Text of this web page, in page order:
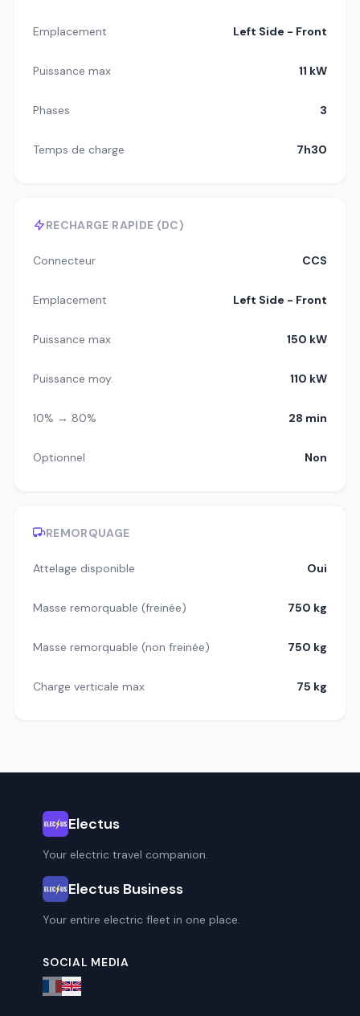
Emplacement Left Side - Front
Puissance max 11 kW
Phases 3
Temps de charge 7h30
RECHARGE RAPIDE (DC)
Connecteur CCS
Emplacement Left Side - Front
Puissance max 150 kW
Puissance moy. 110 kW
10% → 80% 28 min
Optionnel Non
REMORQUAGE
Attelage disponible Oui
Masse remorquable (freinée) 750 kg
Masse remorquable (non freinée) 750 kg
Charge verticale max 75 kg
Electus
Your electric travel companion.
Electus Business
Your entire electric fleet in one place.
SOCIAL MEDIA